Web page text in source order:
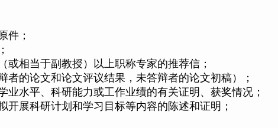
件；
或相当于副教授）以上职称专家的推荐信；
者的论文和论文评议结果，未答辩者的论文初稿）；
业水平、科研能力或工作业绩的有关证明、获奖情况；
开展科研计划和学习目标等内容的陈述和证明；